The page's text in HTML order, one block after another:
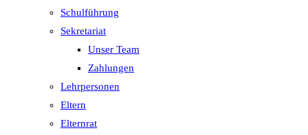
Schulführung
Sekretariat
Unser Team
Zahlungen
Lehrpersonen
Eltern
Elternrat